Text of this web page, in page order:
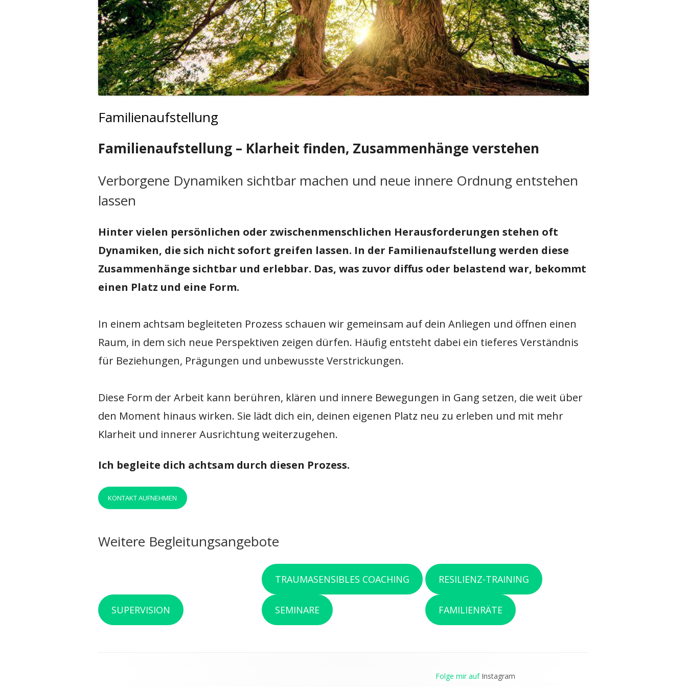
FAMILIENRÄTE
Familienaufstellung
Familienaufstellung – Klarheit finden, Zusammenhänge verstehen
Verborgene Dynamiken sichtbar machen und neue innere Ordnung entstehen
lassen
Hinter vielen persönlichen oder zwischenmenschlichen Herausforderungen stehen oft
Dynamiken, die sich nicht sofort greifen lassen. In der Familienaufstellung werden diese
Zusammenhänge sichtbar und erlebbar. Das, was zuvor diffus oder belastend war, bekommt
einen Platz und eine Form.
In einem achtsam begleiteten Prozess schauen wir gemeinsam auf dein Anliegen und öffnen einen
Raum, in dem sich neue Perspektiven zeigen dürfen. Häufig entsteht dabei ein tieferes Verständnis
für Beziehungen, Prägungen und unbewusste Verstrickungen.
Diese Form der Arbeit kann berühren, klären und innere Bewegungen in Gang setzen, die weit über
den Moment hinaus wirken. Sie lädt dich ein, deinen eigenen Platz neu zu erleben und mit mehr
Klarheit und innerer Ausrichtung weiterzugehen.
Ich begleite dich achtsam durch diesen Prozess.
KONTAKT AUFNEHMEN
Weitere Begleitungsangebote
TRAUMASENSIBLES COACHING RESILIENZ-TRAINING
SUPERVISION SEMINARE FAMILIENRÄTE
Folge mir auf Instagram